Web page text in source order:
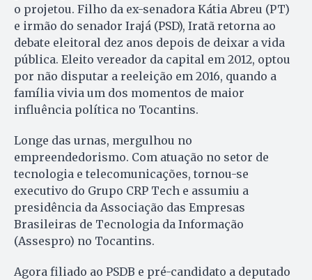
o projetou. Filho da ex-senadora Kátia Abreu (PT)
e irmão do senador Irajá (PSD), Iratã retorna ao
debate eleitoral dez anos depois de deixar a vida
pública. Eleito vereador da capital em 2012, optou
por não disputar a reeleição em 2016, quando a
família vivia um dos momentos de maior
influência política no Tocantins.
Longe das urnas, mergulhou no
empreendedorismo. Com atuação no setor de
tecnologia e telecomunicações, tornou-se
executivo do Grupo CRP Tech e assumiu a
presidência da Associação das Empresas
Brasileiras de Tecnologia da Informação
(Assespro) no Tocantins.
Agora filiado ao PSDB e pré-candidato a deputado